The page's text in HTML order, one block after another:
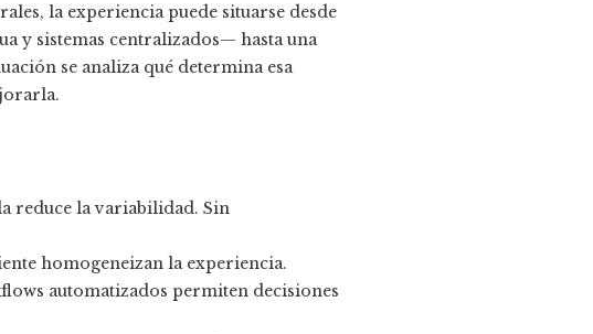
la experiencia puede situarse desde
y sistemas centralizados— hasta una
se analiza qué determina esa
reduce la variabilidad. Sin
homogeneizan la experiencia.
automatizados permiten decisiones